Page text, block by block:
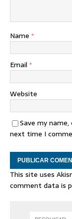
Name *
Email *
Website
Save my
next time I
This site uses
comment data is